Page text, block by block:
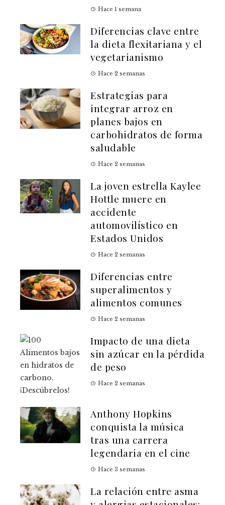
Hace 1 semana
Diferencias clave entre
la dieta flexitariana y el
vegetarianismo
Hace 2 semanas
Estrategias para
integrar arroz en
planes bajos en
carbohidratos de forma
saludable
Hace 2 semanas
La joven estrella Kaylee
Hottle muere en
accidente
automovilístico en
Estados Unidos
Hace 2 semanas
Diferencias entre
superalimentos y
alimentos comunes
Hace 2 semanas
Impacto de una dieta
sin azúcar en la pérdida
de peso
Hace 2 semanas
Anthony Hopkins
conquista la música
tras una carrera
legendaria en el cine
Hace 3 semanas
La relación entre asma